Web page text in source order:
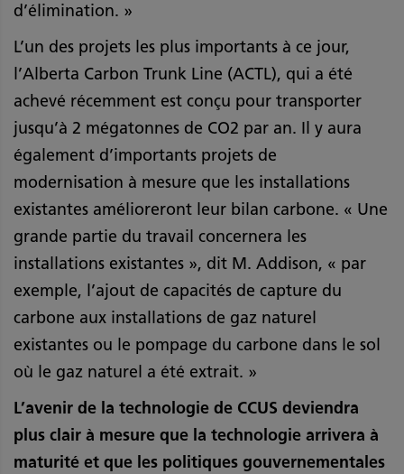
d’élimination. »
L’un des projets les plus importants à ce jour,
l’Alberta Carbon Trunk Line (ACTL), qui a été
achevé récemment est conçu pour transporter
jusqu’à 2 mégatonnes de CO2 par an. Il y aura
également d’importants projets de
modernisation à mesure que les installations
existantes amélioreront leur bilan carbone. « Une
grande partie du travail concernera les
installations existantes », dit M. Addison, « par
exemple, l’ajout de capacités de capture du
carbone aux installations de gaz naturel
existantes ou le pompage du carbone dans le sol
où le gaz naturel a été extrait. »
L’avenir de la technologie de CCUS deviendra
plus clair à mesure que la technologie arrivera à
maturité et que les politiques gouvernementales